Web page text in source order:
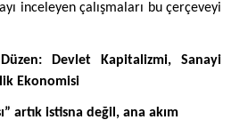
inceleyen çalışmaları bu çerçeveyi
Devlet Kapitalizmi, Sanayi
Ekonomisi
artık istisna değil, ana akım